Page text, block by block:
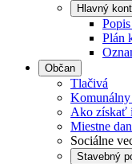
Hlavný
Plán
Občan
Tlačivá
Komunálny
Ako získať
Miestne
Sociálne
Stavebný